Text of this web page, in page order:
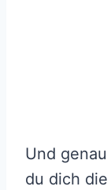
Und
du dich